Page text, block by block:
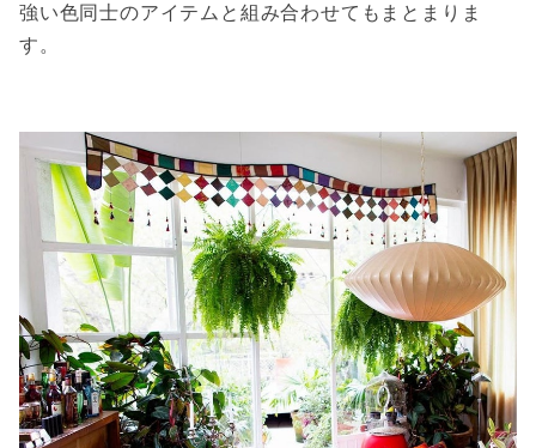
強い色同士のアイテムと組み合わせてもまとまりま
す。